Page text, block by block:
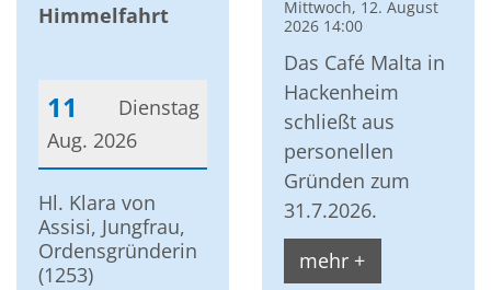
Himmelfahrt
Dienstag
11
Aug. 2026
Datum: 11. August 2026
Hl. Klara von
Assisi, Jungfrau,
Ordensgründerin
(1253)
Mittwoch, 12. August
2026 14:00
Das Café Malta in
Hackenheim
schließt aus
personellen
Gründen zum
31.7.2026.
mehr +